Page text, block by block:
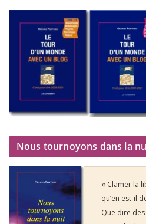
Nous tournoyons dans la
« Clamer la
qu’en est-il
Que dire